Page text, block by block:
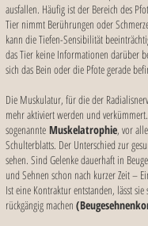
ausfallen. Häufig ist der Bereich des
Tier nimmt Berührungen oder
kann die Tiefen-Sensibilität
das Tier keine Informationen darüber
sich das Bein oder die Pfote gerade
Die Muskulatur, für die der
mehr aktiviert werden und
sogenannte Muskelatrophie, vor
Schulterblatts. Der Unterschied zur
sehen. Sind Gelenke dauerhaft in
und Sehnen schon nach kurzer Zeit –
Ist eine Kontraktur entstanden, lässt
rückgängig machen